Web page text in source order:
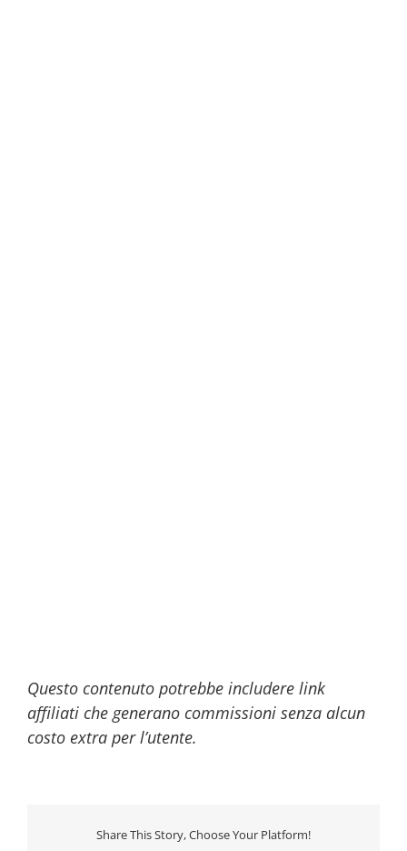
Questo contenuto potrebbe includere link
affiliati che generano commissioni senza alcun
costo extra per l’utente.
Share This Story, Choose Your Platform!